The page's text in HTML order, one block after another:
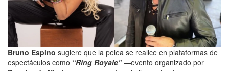
Bruno Espino sugiere que la pelea se realice en plataformas de
espectáculos como “Ring Royale”—evento organizado por